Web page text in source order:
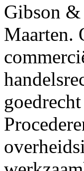
Gibson &
Maarten.